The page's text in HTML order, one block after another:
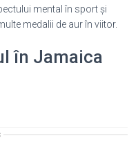
mental în sport și
medalii de aur în viitor.
în Jamaica